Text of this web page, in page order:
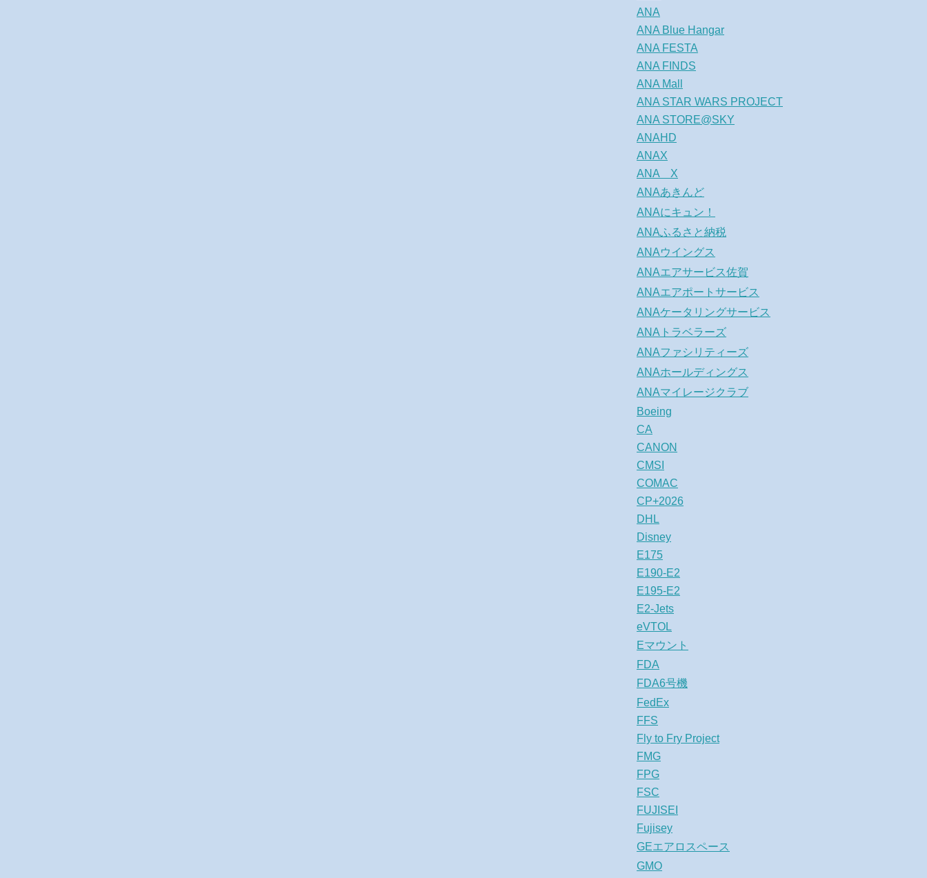
ANA
ANA Blue Hangar
ANA FESTA
ANA FINDS
ANA Mall
ANA STAR WARS PROJECT
ANA STORE@SKY
ANAHD
ANAX
ANA X
ANAあきんど
ANAにキュン！
ANAふるさと納税
ANAウイングス
ANAエアサービス佐賀
ANAエアポートサービス
ANAケータリングサービス
ANAトラベラーズ
ANAファシリティーズ
ANAホールディングス
ANAマイレージクラブ
Boeing
CA
CANON
CMSI
COMAC
CP+2026
DHL
Disney
E175
E190-E2
E195-E2
E2-Jets
eVTOL
Eマウント
FDA
FDA6号機
FedEx
FFS
Fly to Fry Project
FMG
FPG
FSC
FUJISEI
Fujisey
GEエアロスペース
GMO